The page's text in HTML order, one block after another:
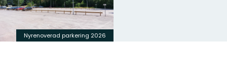
Nyrenoverad parkering 2026